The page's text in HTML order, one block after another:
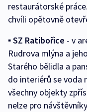
restaurátorské
chvíli opětovně
▪ SZ Ratibořice - v
Rudrova mlýna a
Starého bělidla a
do interiérů se voda
všechny objekty
nelze pro